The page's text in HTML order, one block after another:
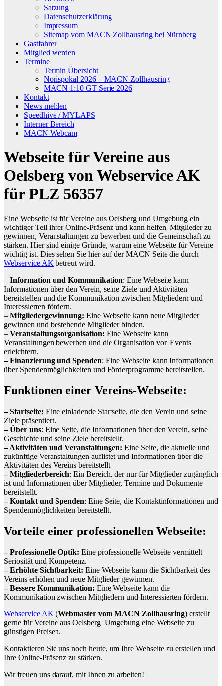
Satzung
Datenschutzerklärung
Impressum
Sitemap vom MACN Zollhausring bei Nürnberg
Gastfahrer
Mitglied werden
Termine
Termin Übersicht
Norispokal 2026 – MACN Zollhausring
MACN 1:10 GT Serie 2026
Kontakt
News melden
Speedhive / MYLAPS
Interner Bereich
MACN Webcam
Webseite für Vereine aus
Oelsberg von Webservice AK
für PLZ 56357
Eine Webseite ist für Vereine aus Oelsberg und Umgebung ein
wichtiger Teil ihrer Online-Präsenz und kann helfen, Mitglieder zu
gewinnen, Veranstaltungen zu bewerben und die Gemeinschaft zu
stärken. Hier sind einige Gründe, warum eine Webseite für Vereine
wichtig ist. Dies sehen Sie hier auf der MACN Seite die durch
Webservice AK betreut wird.
– Information und Kommunikation: Eine Webseite kann
Informationen über den Verein, seine Ziele und Aktivitäten
bereitstellen und die Kommunikation zwischen Mitgliedern und
Interessierten fördern.
– Mitgliedergewinnung: Eine Webseite kann neue Mitglieder
gewinnen und bestehende Mitglieder binden.
– Veranstaltungsorganisation: Eine Webseite kann
Veranstaltungen bewerben und die Organisation von Events
erleichtern.
– Finanzierung und Spenden: Eine Webseite kann Informationen
über Spendenmöglichkeiten und Förderprogramme bereitstellen.
Funktionen einer Vereins-Webseite:
– Startseite: Eine einladende Startseite, die den Verein und seine
Ziele präsentiert.
– Über uns: Eine Seite, die Informationen über den Verein, seine
Geschichte und seine Ziele bereitstellt.
– Aktivitäten und Veranstaltungen: Eine Seite, die aktuelle und
zukünftige Veranstaltungen auflistet und Informationen über die
Aktivitäten des Vereins bereitstellt.
– Mitgliederbereich: Ein Bereich, der nur für Mitglieder zugänglich
ist und Informationen über Mitglieder, Termine und Dokumente
bereitstellt.
– Kontakt und Spenden: Eine Seite, die Kontaktinformationen und
Spendenmöglichkeiten bereitstellt.
Vorteile einer professionellen Webseite:
– Professionelle Optik: Eine professionelle Webseite vermittelt
Seriosität und Kompetenz.
– Erhöhte Sichtbarkeit: Eine Webseite kann die Sichtbarkeit des
Vereins erhöhen und neue Mitglieder gewinnen.
– Bessere Kommunikation: Eine Webseite kann die
Kommunikation zwischen Mitgliedern und Interessierten fördern.
Webservice AK (Webmaster vom MACN Zollhausring) erstellt
gerne für Vereine aus Oelsberg Umgebung eine Webseite zu
günstigen Preisen.
Kontaktieren Sie uns noch heute, um Ihre Webseite zu erstellen und
Ihre Online-Präsenz zu stärken.
Wir freuen uns darauf, mit Ihnen zu arbeiten!